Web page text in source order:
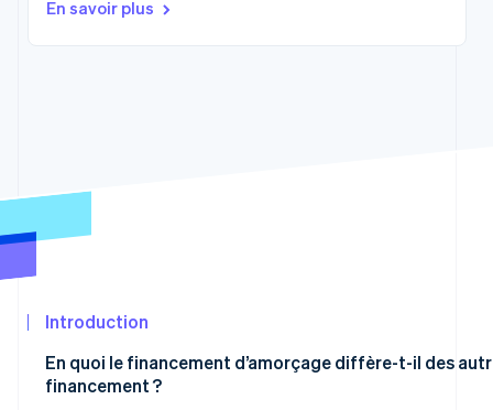
Découvrez les prochaines évolutions
Radar
Stripe Sessions 2026
Découvrez comment Stripe construit l’infrastructure
Regarder la vidéo
Commerce en ligne
En savoir plus
Introduction
En quoi le financement d’amorçage diffère-t-il des
financement ?